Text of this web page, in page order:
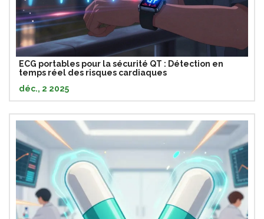
ECG portables pour la sécurité QT : Détection en
temps réel des risques cardiaques
déc., 2 2025